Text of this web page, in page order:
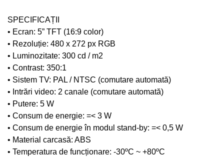
SPECIFICAȚII
• Ecran: 5” TFT (16:9 color)
• Rezoluție: 480 x 272 px RGB
• Luminozitate: 300 cd / m2
• Contrast: 350:1
• Sistem TV: PAL / NTSC (comutare automată)
• Intrări video: 2 canale (comutare automată)
• Putere: 5 W
• Consum de energie: =< 3 W
• Consum de energie în modul stand-by: =< 0,5 W
• Material carcasă: ABS
• Temperatura de funcționare: -30ºC ~ +80ºC